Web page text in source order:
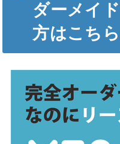
ダーメイ
方はこち